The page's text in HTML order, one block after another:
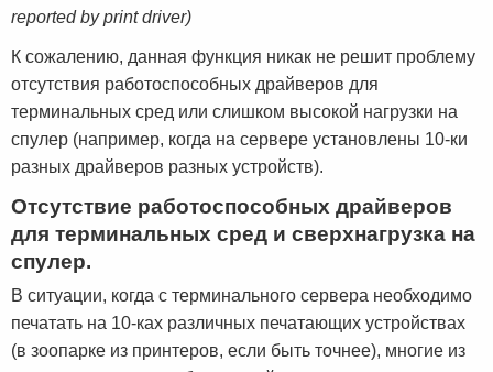
reported by print driver)
К сожалению, данная функция никак не решит проблему
отсутствия работоспособных драйверов для
терминальных сред или слишком высокой нагрузки на
спулер (например, когда на сервере установлены 10-ки
разных драйверов разных устройств).
Отсутствие работоспособных драйверов
для терминальных сред и сверхнагрузка на
спулер.
В ситуации, когда с терминального сервера необходимо
печатать на 10-ках различных печатающих устройствах
(в зоопарке из принтеров, если быть точнее), многие из